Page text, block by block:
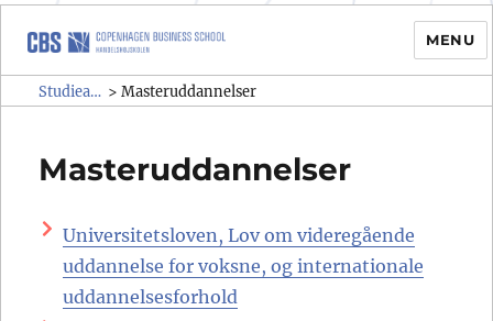
Studieadministrativ regelsamling
MENU
Studieadministrativ regelsamling (SAR) >Masteruddannelser
Masteruddannelser
Universitetsloven, Lov om videregående
uddannelse for voksne, og internationale
uddannelsesforhold